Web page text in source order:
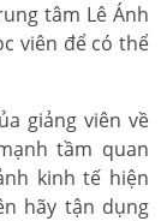
tâm Lê Ánh
viên để có thể
giảng viên về
tầm quan
kinh tế hiện
hãy tận dụng